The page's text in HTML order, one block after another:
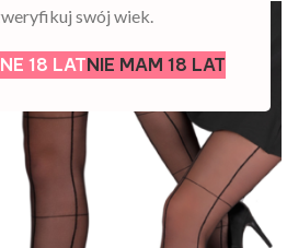
swój wiek.
18 LATNIE MAM 18 LAT